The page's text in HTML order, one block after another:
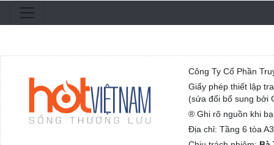
Công Ty Cổ Phần
Giấy phép thiết lập
(sửa đổi bổ sung bởi
® Ghi rõ nguồn khi
Địa chỉ: Tầng 6 tòa